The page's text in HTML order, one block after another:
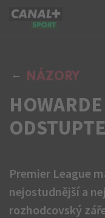
CANAL+ Sport
NÁZORY
Premier League
nejostudnější a
rozhodcovský